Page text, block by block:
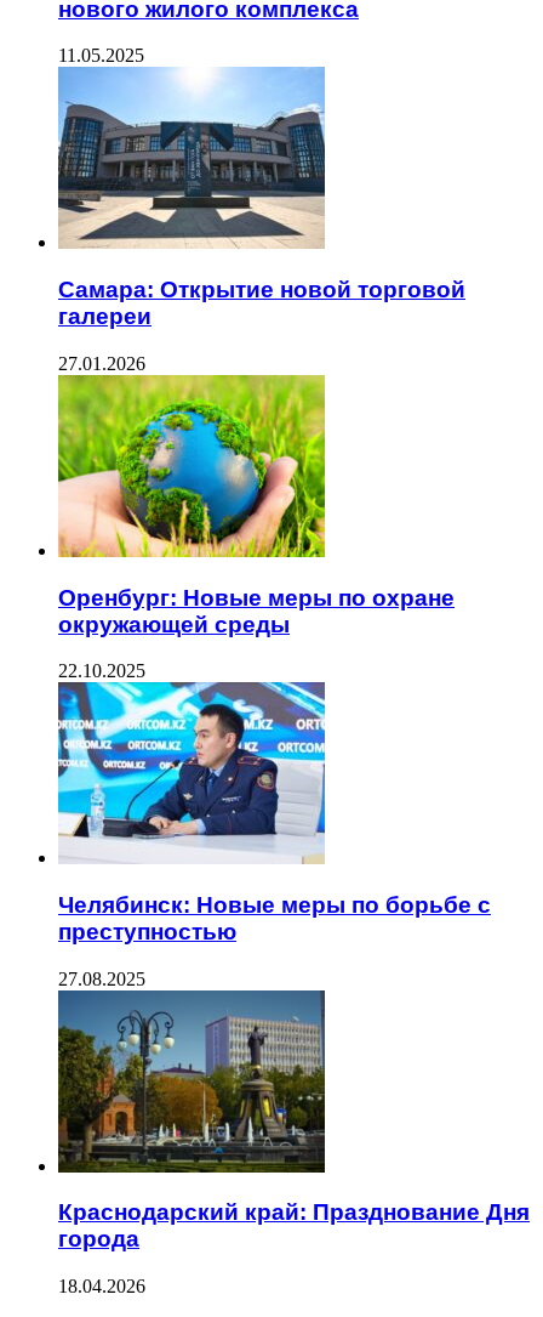
нового жилого комплекса
11.05.2025
Самара: Открытие новой торговой
галереи
27.01.2026
Оренбург: Новые меры по охране
окружающей среды
22.10.2025
Челябинск: Новые меры по борьбе с
преступностью
27.08.2025
Краснодарский край: Празднование Дня
города
18.04.2026